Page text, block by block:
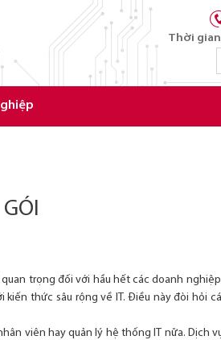
Thời
trọng đối với hầu hết các doanh
thức sâu rộng về IT. Điều này đòi hỏi
viên hay quản lý hệ thống IT nữa. Dịch